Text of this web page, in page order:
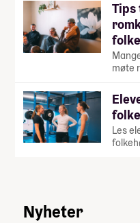
Tips
møte
Les
Nyheter